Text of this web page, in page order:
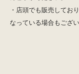
・店頭でも販売してお
なっている場合もござい